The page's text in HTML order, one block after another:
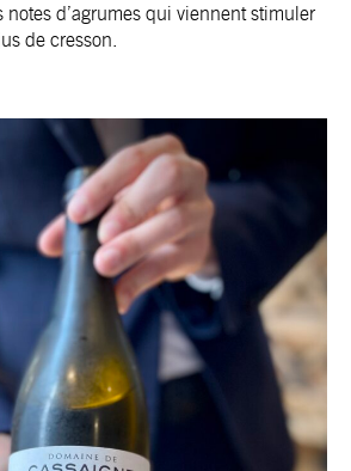
notes d’agrumes qui viennent stimuler
de cresson.